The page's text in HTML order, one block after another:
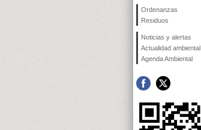
Ordenanzas
Residuos
Noticias y alertas
Actualidad ambiental
Agenda Ambiental